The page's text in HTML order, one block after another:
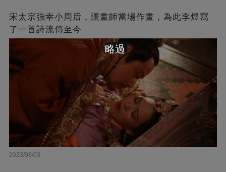
宋太宗強幸小周后，讓畫師當場作畫，為此李煜寫
了一首詩流傳至今
2023/08/03
略過